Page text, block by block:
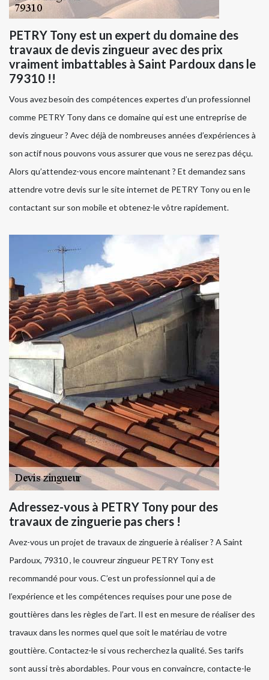
PETRY Tony est un expert du domaine des
travaux de devis zingueur avec des prix
vraiment imbattables à Saint Pardoux dans le
79310 !!
Vous avez besoin des compétences expertes d’un professionnel
comme PETRY Tony dans ce domaine qui est une entreprise de
devis zingueur ? Avec déjà de nombreuses années d’expériences à
son actif nous pouvons vous assurer que vous ne serez pas déçu.
Alors qu’attendez-vous encore maintenant ? Et demandez sans
attendre votre devis sur le site internet de PETRY Tony ou en le
contactant sur son mobile et obtenez-le vôtre rapidement.
Adressez-vous à PETRY Tony pour des
travaux de zinguerie pas chers !
Avez-vous un projet de travaux de zinguerie à réaliser ? A Saint
Pardoux, 79310 , le couvreur zingueur PETRY Tony est
recommandé pour vous. C’est un professionnel qui a de
l’expérience et les compétences requises pour une pose de
gouttières dans les règles de l’art. Il est en mesure de réaliser des
travaux dans les normes quel que soit le matériau de votre
gouttière. Contactez-le si vous recherchez la qualité. Ses tarifs
sont aussi très abordables. Pour vous en convaincre, contacte-le